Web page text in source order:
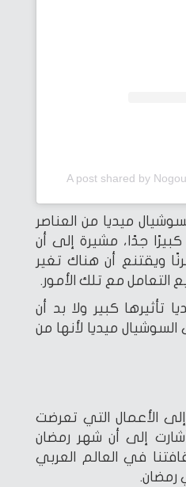
A post shared by
ميديا من العناصر
كبيرًا جدًا، مشيرة إلى أن
ويقتنع أن هناك تغير
مع تلك الأمور.
تأثيرها كبير ولا بد أن
ميديا لأنها من
الأعمال التي تعرضت
إلى أن شهر رمضان
في العالم العربي
رمضان.